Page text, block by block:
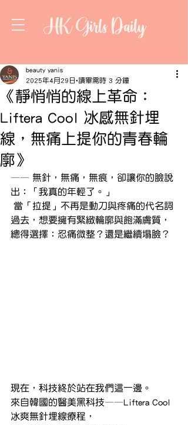
HK Girls Daily
《靜悄悄的線上革命：
Liftera Cool 冰感無針埋
線，無痛上提你的青春輪
廓》
beauty yanis
2025年4月29日 讀畢需時 3 分鐘
—— 無針，無痛，無痕，卻讓你的臉說
出：「我真的年輕了。」
當「拉提」不再是動刀與疼痛的代名詞
過去，想要擁有緊緻輪廓與飽滿膚質，
總得選擇：忍痛微整？還是繼續塌臉？
現在，科技終於站在我們這一邊。
來自韓國的醫美黑科技——Liftera Cool
冰爽無針埋線療程，